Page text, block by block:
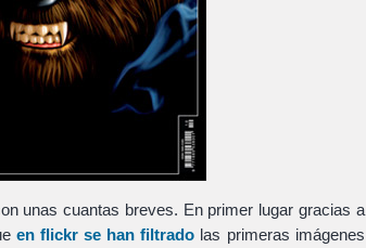
unas cuantas breves. En primer lugar gracias a
en flickr se han filtrado las primeras imágenes